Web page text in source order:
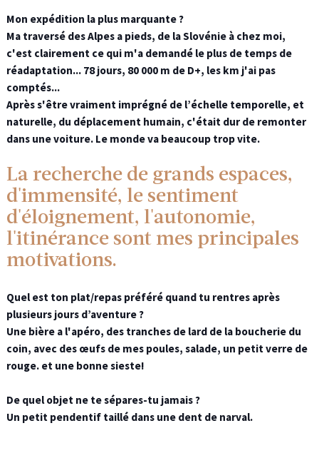
Mon expédition la plus marquante ?
Ma traversé des Alpes a pieds, de la Slovénie à chez moi,
c'est clairement ce qui m'a demandé le plus de temps de
réadaptation... 78 jours, 80 000 m de D+, les km j'ai pas
comptés...
Après s'être vraiment imprégné de l’échelle temporelle, et
naturelle, du déplacement humain, c'était dur de remonter
dans une voiture. Le monde va beaucoup trop vite.
La recherche de grands espaces,
d'immensité, le sentiment
d'éloignement, l'autonomie,
l'itinérance sont mes principales
motivations.
Quel est ton plat/repas préféré quand tu rentres après
plusieurs jours d’aventure ?
Une bière a l'apéro, des tranches de lard de la boucherie du
coin, avec des œufs de mes poules, salade, un petit verre de
rouge. et une bonne sieste!
De quel objet ne te sépares-tu jamais ?
Un petit pendentif taillé dans une dent de narval.